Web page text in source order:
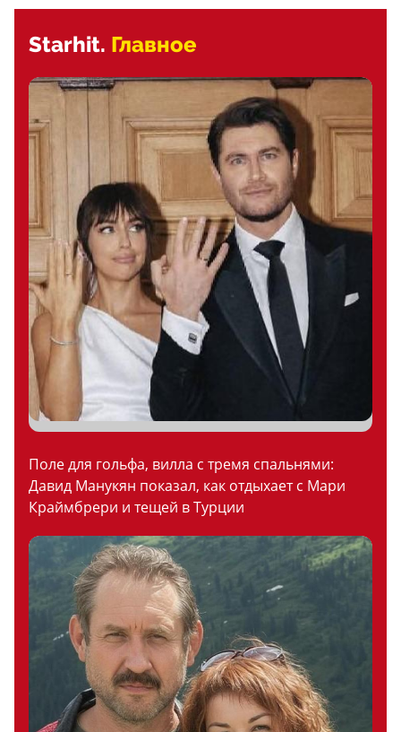
Starhit. Главное
Поле для гольфа, вилла с тремя спальнями:
Давид Манукян показал, как отдыхает с Мари
Краймбрери и тещей в Турции